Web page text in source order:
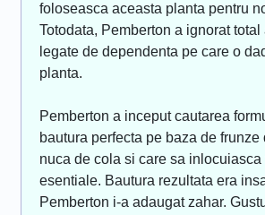
foloseasca aceasta planta pentru
Totodata, Pemberton a ignorat
legate de dependenta pe care o
planta.
Pemberton a inceput cautarea
bautura perfecta pe baza de frunze
nuca de cola si care sa
esentiale. Bautura rezultata era
Pemberton i-a adaugat zahar.